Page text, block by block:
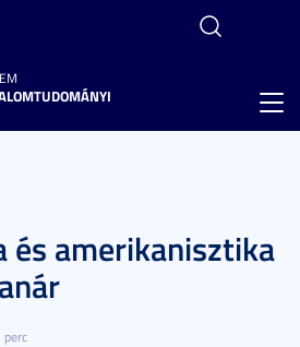
és amerikanisztika
perc